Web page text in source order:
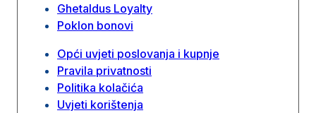
Ghetaldus Loyalty
Poklon bonovi
Opći uvjeti poslovanja i kupnje
Pravila privatnosti
Politika kolačića
Uvjeti korištenja